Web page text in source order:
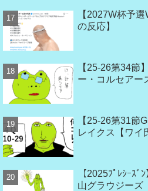
【2027W杯予
の反応】
【25-26第34節
ー・コルセアー
【25-26第31節
レイクス【ワイ
【2025ﾌﾟﾚｼｰｽ
山グラウジーズ